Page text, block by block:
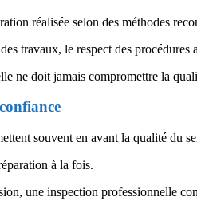
réalisée selon des méthodes
travaux, le respect des
ne doit jamais compromettre la
souvent en avant la qualité du
à la fois.
une inspection professionnelle